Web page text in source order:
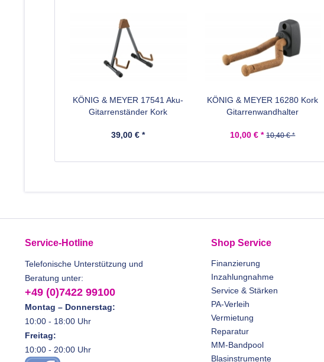
KÖNIG & MEYER 17541 Aku-
Gitarrenständer Kork
39,00 € *
KÖNIG & MEYER 16280 Kork
Gitarrenwandhalter
10,00 € * 10,40 € *
Service-Hotline
Telefonische Unterstützung und
Beratung unter:
+49 (0)7422 99100
Montag – Donnerstag:
10:00 - 18:00 Uhr
Freitag:
10:00 - 20:00 Uhr
Shop Service
Finanzierung
Inzahlungnahme
Service & Stärken
PA-Verleih
Vermietung
Reparatur
MM-Bandpool
Blasinstrumente